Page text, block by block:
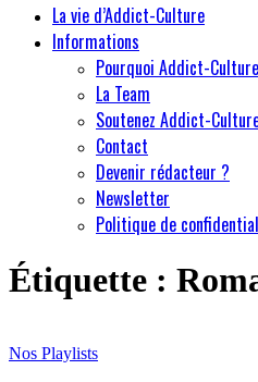
La vie d’Addict-Culture
Informations
Pourquoi Addict-
La Team
Soutenez Addict-
Contact
Devenir rédacteur ?
Newsletter
Politique de
Étiquette :
Nos Playlists